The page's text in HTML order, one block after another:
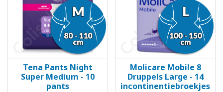
Tena Pants Night
Super Medium - 10
pants
Molicare Mobile 8
Druppels Large - 14
incontinentiebroekjes